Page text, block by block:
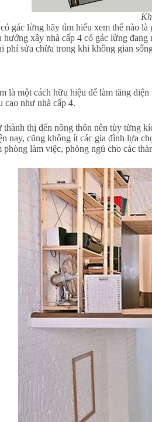
gác lửng hãy tìm hiểu xem thế nào
xây nhà cấp 4 có gác lửng
phí sửa chữa trong khi không gian
là một cách hữu hiệu để làm tăng
cao như nhà cấp 4.
thị đến nông thôn nên tùy từng
nay, cũng không ít các gia đình lựa
làm việc, phòng ngủ cho các